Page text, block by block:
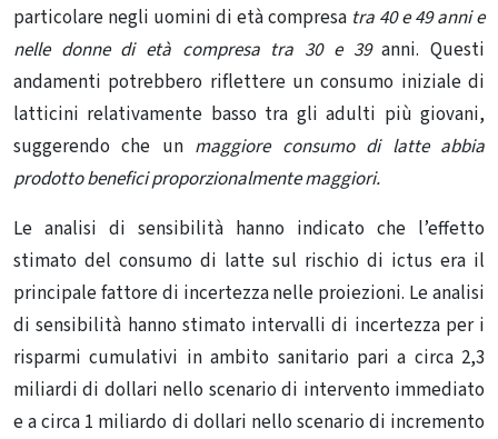
particolare negli uomini di età compresa tra 40 e 49 anni e
nelle donne di età compresa tra 30 e 39anni. Questi
andamenti potrebbero riflettere un consumo iniziale di
latticini relativamente basso tra gli adulti più giovani,
suggerendo che un maggiore consumo di latte abbia
prodotto benefici proporzionalmente maggiori.
Le analisi di sensibilità hanno indicato che l’effetto
stimato del consumo di latte sul rischio di ictus era il
principale fattore di incertezza nelle proiezioni. Le analisi
di sensibilità hanno stimato intervalli di incertezza per i
risparmi cumulativi in ​​ambito sanitario pari a circa 2,3
miliardi di dollari nello scenario di intervento immediato
e a circa 1 miliardo di dollari nello scenario di incremento